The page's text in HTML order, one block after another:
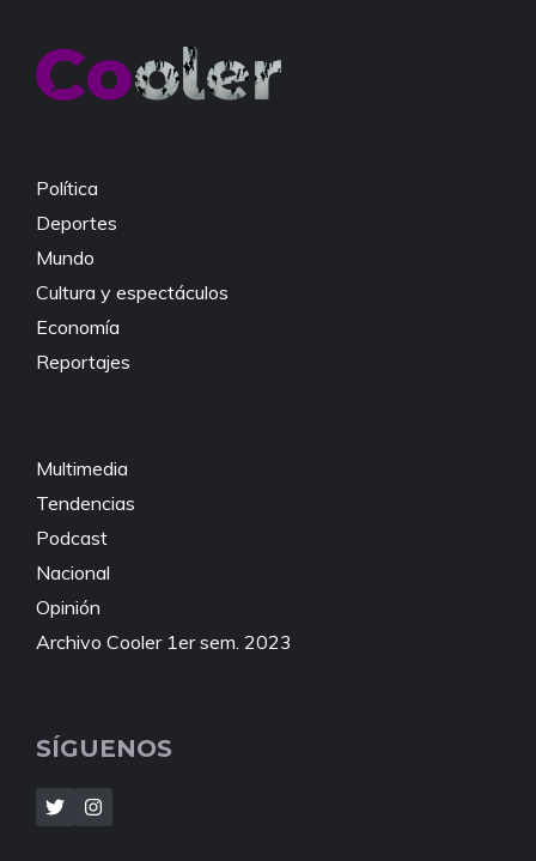
Política
Deportes
Mundo
Cultura y espectáculos
Economía
Reportajes
Multimedia
Tendencias
Podcast
Nacional
Opinión
Archivo Cooler 1er sem. 2023
SÍGUENOS